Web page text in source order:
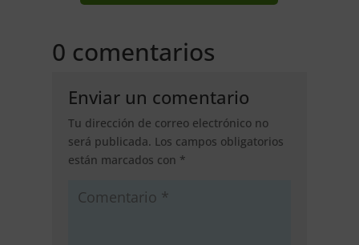
0 comentarios
Enviar un comentario
Tu dirección de correo electrónico no
será publicada. Los campos obligatorios
están marcados con *